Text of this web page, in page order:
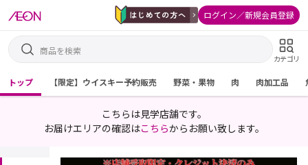
ログイン／新規会員登録
カテゴリ
トップ 【限定】ウイスキー予約販売 野菜・果物 肉 肉加工品
こちらは見学店舗です。
お届けエリアの確認はこちらからお願い致します。